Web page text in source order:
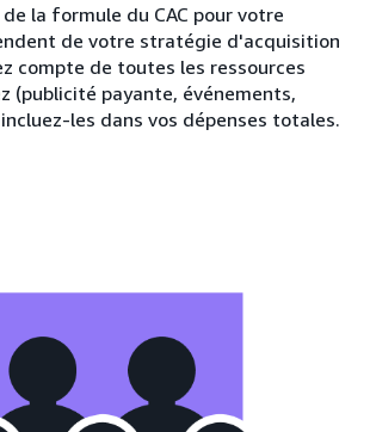
la formule du CAC pour votre
de votre stratégie d'acquisition
compte de toutes les ressources
(publicité payante, événements,
les dans vos dépenses totales.